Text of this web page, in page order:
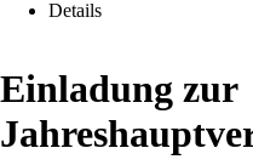
Details
Einladung zur